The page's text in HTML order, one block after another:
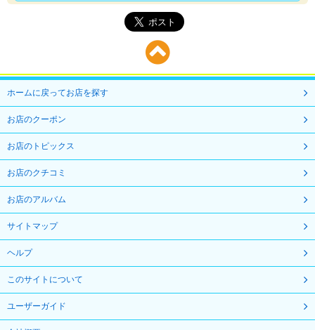
ホームに戻ってお店を探す
お店のクーポン
お店のトピックス
お店のクチコミ
お店のアルバム
サイトマップ
ヘルプ
このサイトについて
ユーザーガイド